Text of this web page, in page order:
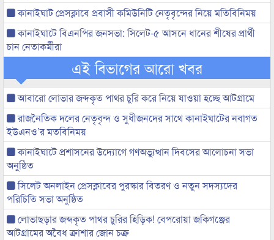
কানাইঘাট প্রেসক্লাবে প্রবাসী কমিউনিটি নেতৃবৃন্দের নিয়ে মতিবিনিময়
কানাইঘাটে বিএনপির জনসভা: সিলেট-৫ আসনে ধানের শীষের প্রার্থী
চান নেতাকর্মীরা
এই বিভাগের আরো খবর
আবারো লোভার জব্দকৃত পাথর চুরি করে নিয়ে যাওয়া হচ্ছে আটগ্রামে
রাজনৈতিক দলের নেতৃবৃন্দ ও সুধীজনদের সাথে কানাইঘাটের নবাগত
ইউএনও’র মতবিনিময়
কানাইঘাটে প্রশাসনের উদ্যোগে গণঅভ্যুত্থান দিবসের আলোচনা সভা
অনুষ্ঠিত
সিলেট অনলাইন প্রেসক্লাবের পুরস্কার বিতরণ ও নতুন সদস্যদের
পরিচিতি সভা অনুষ্ঠিত
লোভাছড়ার জব্দকৃত পাথর চুরির হিড়িক! বেপরোয়া জকিগঞ্জের
আটগ্রামের অবৈধ ক্রাশার জোন চক্র